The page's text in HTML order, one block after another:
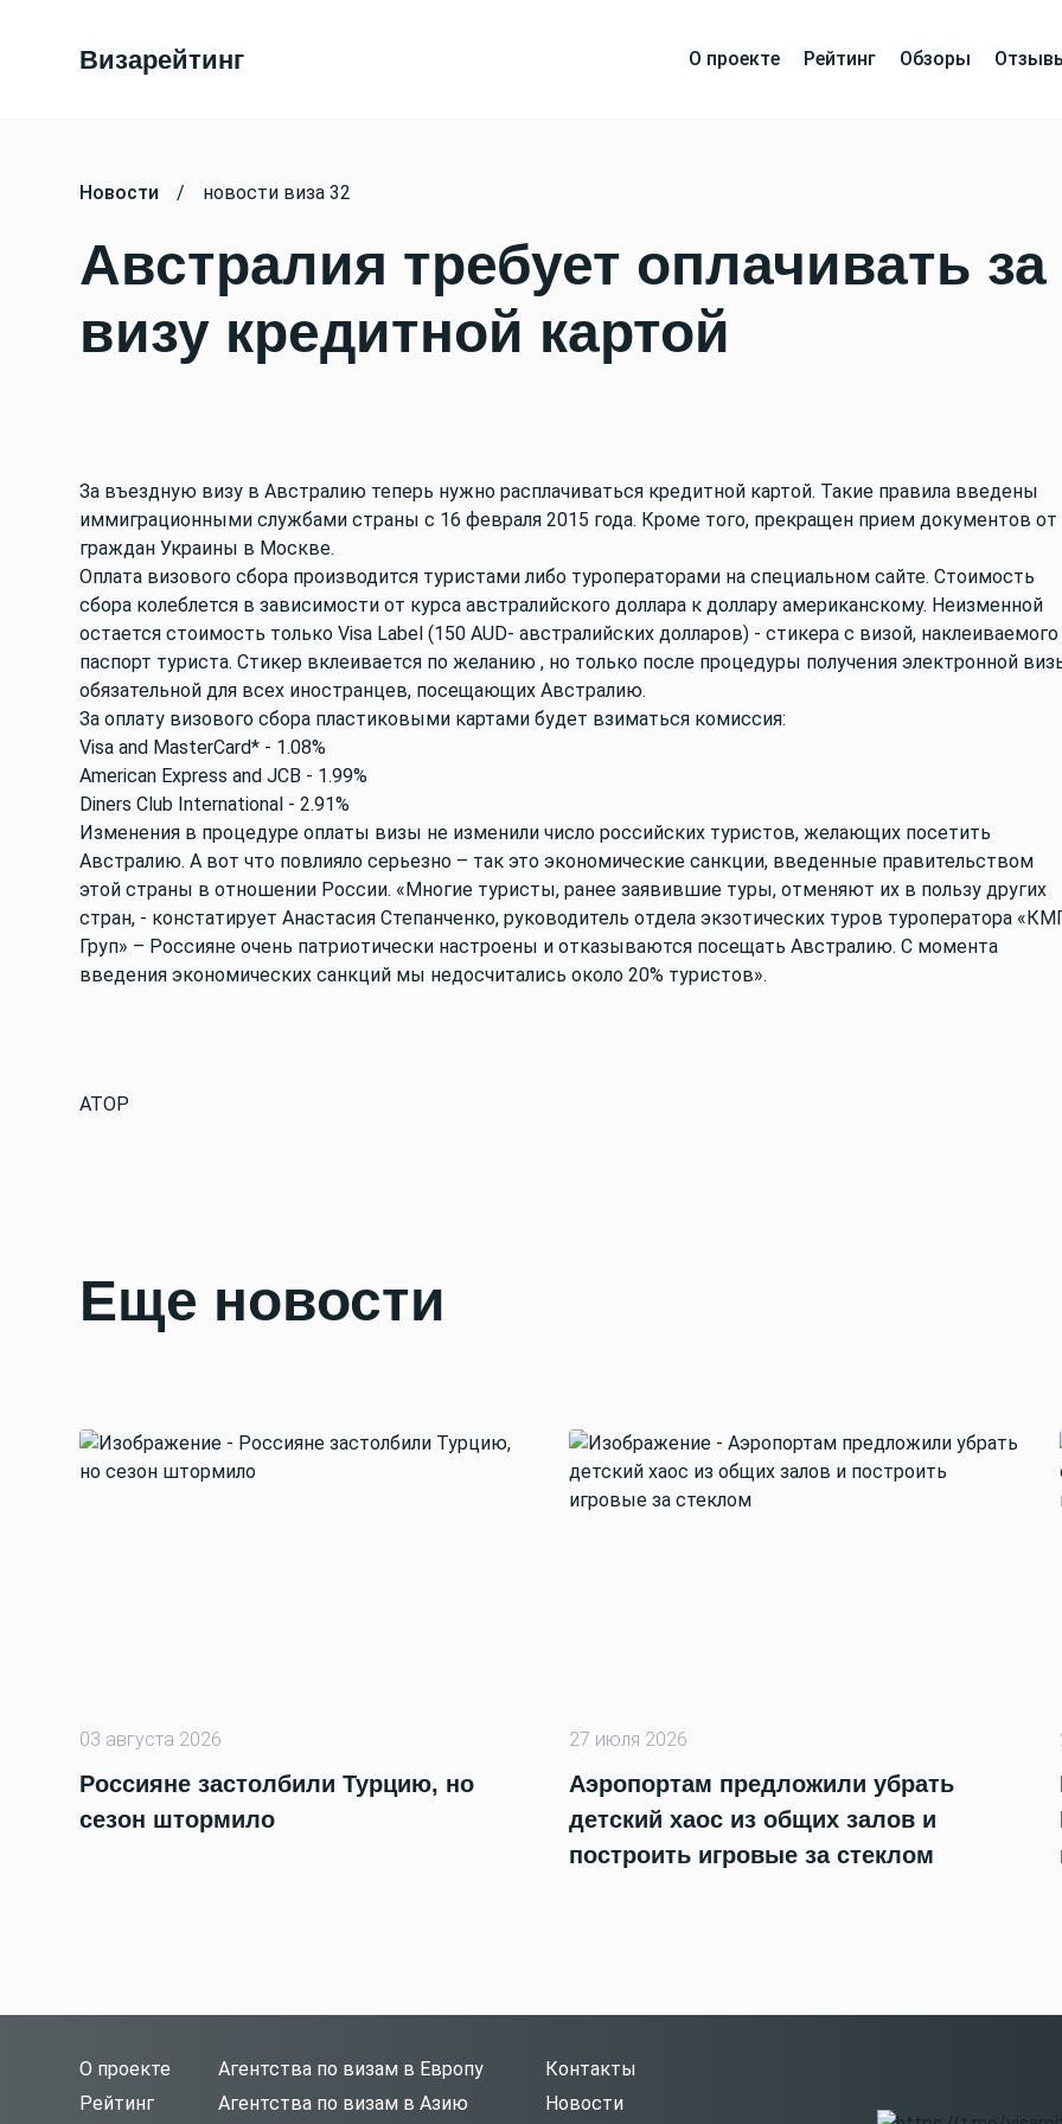
Визарейтинг О проекте Рейтинг Обзоры
Новости / новости виза 32
Австралия требует оплачивать за
визу кредитной картой
За въездную визу в Австралию теперь нужно расплачиваться кредитной картой. Такие правила введены
иммиграционными службами страны с 16 февраля 2015 года. Кроме того, прекращен прием документов от
граждан Украины в Москве.
Оплата визового сбора производится туристами либо туроператорами на специальном сайте. Стоимость
сбора колеблется в зависимости от курса австралийского доллара к доллару американскому. Неизменной
остается стоимость только Visa Label (150 AUD- австралийских долларов) - стикера с визой, наклеиваемого
паспорт туриста. Стикер вклеивается по желанию , но только после процедуры получения электронной
обязательной для всех иностранцев, посещающих Австралию.
За оплату визового сбора пластиковыми картами будет взиматься комиссия:
Visa and MasterCard* - 1.08%
American Express and JCB - 1.99%
Diners Club International - 2.91%
Изменения в процедуре оплаты визы не изменили число российских туристов, желающих посетить
Австралию. А вот что повлияло серьезно – так это экономические санкции, введенные правительством
этой страны в отношении России. «Многие туристы, ранее заявившие туры, отменяют их в пользу других
стран, - констатирует Анастасия Степанченко, руководитель отдела экзотических туров туроператора
Груп» – Россияне очень патриотически настроены и отказываются посещать Австралию. С момента
введения экономических санкций мы недосчитались около 20% туристов».
АТОР
Еще новости
03 августа 2026
Россияне застолбили Турцию, но
сезон штормило
27 июля 2026
Аэропортам предложили убрать
детский хаос из общих залов и
построить игровые за стеклом
О проекте
Рейтинг
Агентства по визам в Европу
Агентства по визам в Азию
Контакты
Новости